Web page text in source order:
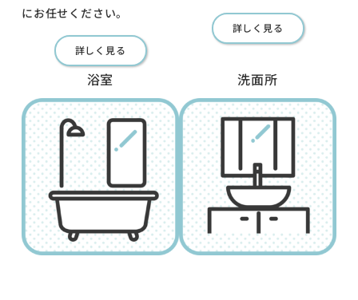
にお任せください。
詳しく見る
詳しく見る
浴室 洗面所